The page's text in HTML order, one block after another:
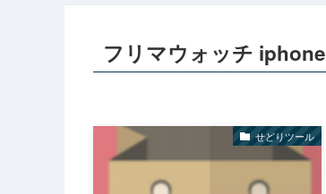
フリマウォッチ iphone
せどりツール